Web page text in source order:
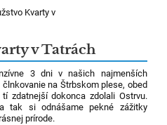
v Tatrách
3 dni v našich najmenších
na Štrbskom plese, obed
zdatnejší dokonca zdolali Ostrvu.
tak si odnášame pekné zážitky
prírode.